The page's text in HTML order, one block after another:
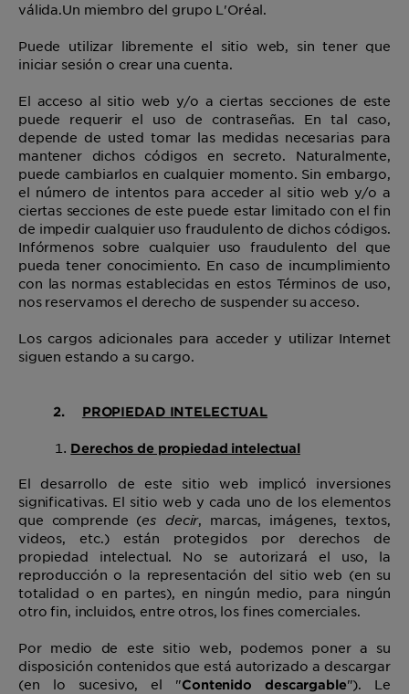
válida.Un miembro del grupo L'Oréal.
Puede utilizar libremente el sitio web, sin tener que
iniciar sesión o crear una cuenta.
El acceso al sitio web y/o a ciertas secciones de este
puede requerir el uso de contraseñas. En tal caso,
depende de usted tomar las medidas necesarias para
mantener dichos códigos en secreto. Naturalmente,
puede cambiarlos en cualquier momento. Sin embargo,
el número de intentos para acceder al sitio web y/o a
ciertas secciones de este puede estar limitado con el fin
de impedir cualquier uso fraudulento de dichos códigos.
Infórmenos sobre cualquier uso fraudulento del que
pueda tener conocimiento. En caso de incumplimiento
con las normas establecidas en estos Términos de uso,
nos reservamos el derecho de suspender su acceso.
Los cargos adicionales para acceder y utilizar Internet
siguen estando a su cargo.
2. PROPIEDAD INTELECTUAL
Derechos de propiedad intelectual
El desarrollo de este sitio web implicó inversiones
significativas. El sitio web y cada uno de los elementos
que comprende (es decir, marcas, imágenes, textos,
videos, etc.) están protegidos por derechos de
propiedad intelectual. No se autorizará el uso, la
reproducción o la representación del sitio web (en su
totalidad o en partes), en ningún medio, para ningún
otro fin, incluidos, entre otros, los fines comerciales.
Por medio de este sitio web, podemos poner a su
disposición contenidos que está autorizado a descargar
(en lo sucesivo, el "Contenido descargable"). Le